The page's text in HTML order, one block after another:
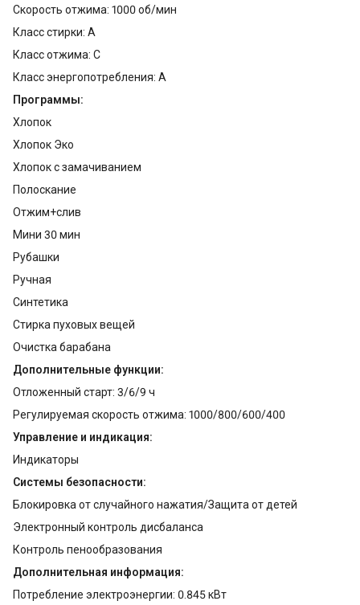
Скорость отжима: 1000 об/мин
Класс стирки: A
Класс отжима: C
Класс энергопотребления: A
Программы:
Хлопок
Хлопок Эко
Хлопок с замачиванием
Полоскание
Отжим+слив
Мини 30 мин
Рубашки
Ручная
Синтетика
Стирка пуховых вещей
Очистка барабана
Дополнительные функции:
Отложенный старт: 3/6/9 ч
Регулируемая скорость отжима: 1000/800/600/400
Управление и индикация:
Индикаторы
Системы безопасности:
Блокировка от случайного нажатия/Защита от детей
Электронный контроль дисбаланса
Контроль пенообразования
Дополнительная информация:
Потребление электроэнергии: 0.845 кВт